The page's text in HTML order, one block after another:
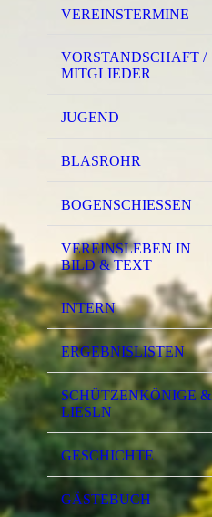
VEREINSTERMINE
VORSTANDSCHAFT /
MITGLIEDER
JUGEND
BLASROHR
BOGENSCHIESSEN
VEREINSLEBEN IN
BILD & TEXT
INTERN
ERGEBNISLISTEN
SCHÜTZENKÖNIGE &
LIESLN
GESCHICHTE
GÄSTEBUCH